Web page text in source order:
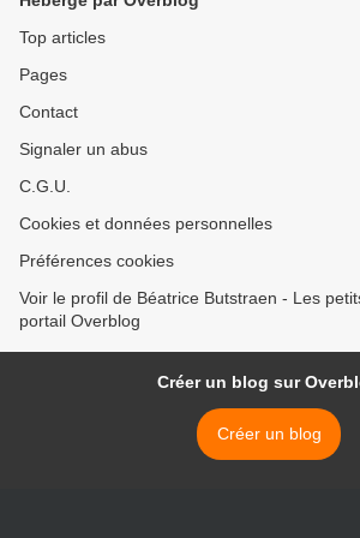
Top articles
Pages
Contact
Signaler un abus
C.G.U.
Cookies et données personnelles
Préférences cookies
Voir le profil de Béatrice Butstraen - Les
portail Overblog
Créer un blog sur
Créer un blog